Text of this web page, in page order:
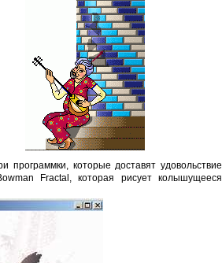
которые доставят удовольствие
Fractal, которая рисует колышущееся